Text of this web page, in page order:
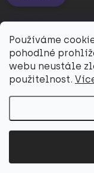
Používáme
pohodlné
webu neustále
použitelnost.
PŘIJÍMÁME